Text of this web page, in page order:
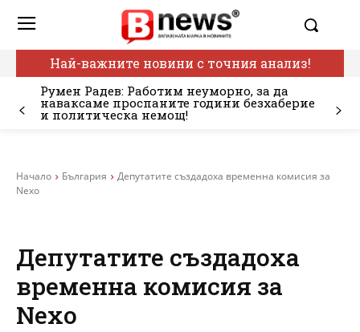
Най-важните новини с точния анализ!
Румен Радев: Работим неуморно, за да
наваксаме проспаните години безхаберие
и политическа немощ!
Начало България
Депутатите създадоха временна комисия за
Nexo
Депутатите създадоха
временна комисия за
Nexo